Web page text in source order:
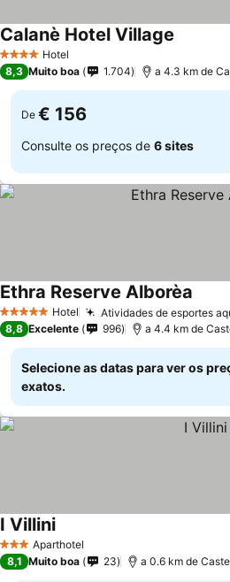
4 EstrelasHotel
Calanè Hotel Village
8,3 Muito boa 1.704 a 4.3 km de
De € 156
Consulte os preços de 6 sites
5 Estrelas Hotel Atividades de esportes
Ethra Reserve Alborèa
8,8 Excelente 996 a 4.4 km de
Selecione as datas para ver os
exatos.
3 EstrelasAparthotel
I Villini
8,1 Muito boa 23 a 0.6 km de